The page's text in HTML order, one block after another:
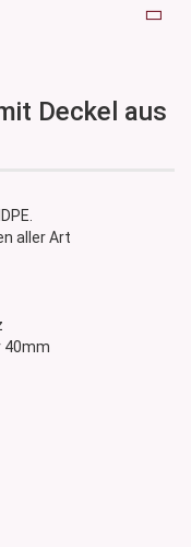
Deckel aus
aller Art
40mm